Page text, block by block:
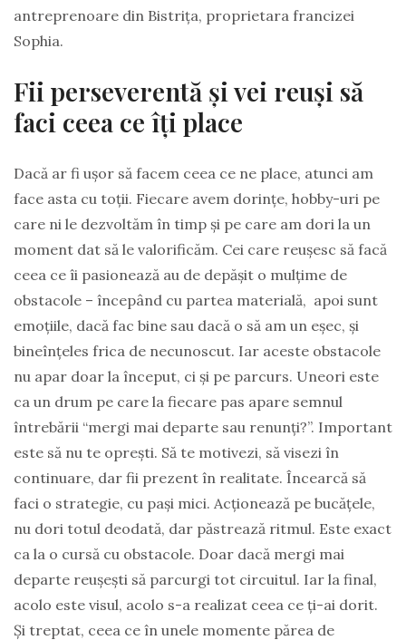
antreprenoare din Bistrița, proprietara francizei
Sophia.
Fii perseverentă și vei reuși să
faci ceea ce îți place
Dacă ar fi ușor să facem ceea ce ne place, atunci am
face asta cu toții. Fiecare avem dorințe, hobby-uri pe
care ni le dezvoltăm în timp și pe care am dori la un
moment dat să le valorificăm. Cei care reușesc să facă
ceea ce îi pasionează au de depășit o mulțime de
obstacole – începând cu partea materială, apoi sunt
emoțiile, dacă fac bine sau dacă o să am un eșec, și
bineînțeles frica de necunoscut. Iar aceste obstacole
nu apar doar la început, ci și pe parcurs. Uneori este
ca un drum pe care la fiecare pas apare semnul
întrebării “mergi mai departe sau renunți?”. Important
este să nu te oprești. Să te motivezi, să visezi în
continuare, dar fii prezent în realitate. Încearcă să
faci o strategie, cu pași mici. Acționează pe bucățele,
nu dori totul deodată, dar păstrează ritmul. Este exact
ca la o cursă cu obstacole. Doar dacă mergi mai
departe reușești să parcurgi tot circuitul. Iar la final,
acolo este visul, acolo s-a realizat ceea ce ți-ai dorit.
Și treptat, ceea ce în unele momente părea de